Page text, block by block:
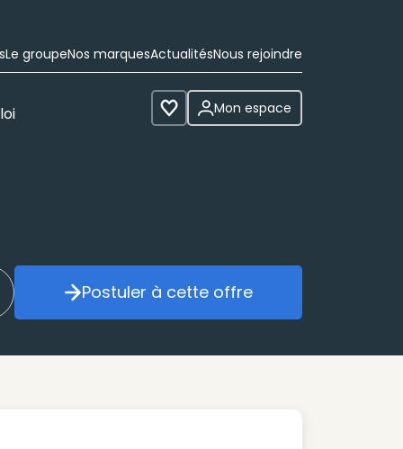
Le groupeNos marquesActualitésNous rejoindre
Voir les favoris
Mon espace
mon alerte Postuler à cette offre
Postuler à cette offre